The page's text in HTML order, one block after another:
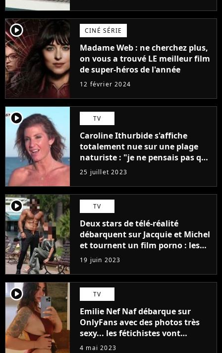
player2 CINÉ SÉRIE
Madame Web : ne cherchez plus,
on vous a trouvé LE meilleur film
de super-héros de l'année
12 février 2024
player2 TV
Caroline Ithurbide s'affiche
totalement nue sur une plage
naturiste : "je ne pensais pas que
j'arriverais à le faire..."
25 juillet 2023
player2 TV
Deux stars de télé-réalité
débarquent sur Jacquie et Michel
et tournent un film porno : les
premières images du tournage
(exclu)
19 juin 2023
player2 TV
Emilie Nef Naf débarque sur
OnlyFans avec des photos très
sexy... les fétichistes vont
prendre leur pied !
4 mai 2023